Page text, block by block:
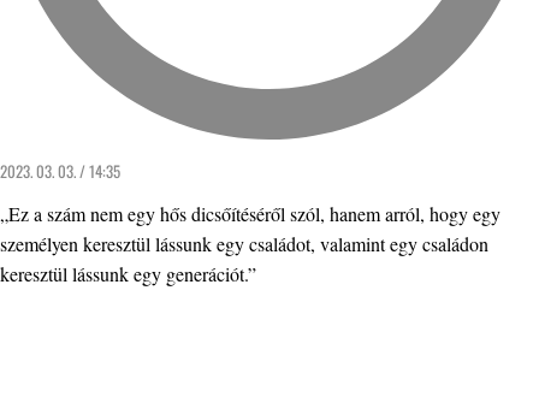
2023. 03. 03. / 14:35
„Ez a szám nem egy hős dicsőítéséről szól, hanem arról, hogy egy
személyen keresztül lássunk egy családot, valamint egy családon
keresztül lássunk egy generációt.”